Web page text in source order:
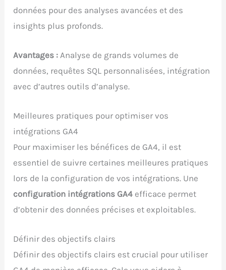
données pour des analyses avancées et des
insights plus profonds.
Avantages : Analyse de grands volumes de
données, requêtes SQL personnalisées, intégration
avec d’autres outils d’analyse.
Meilleures pratiques pour optimiser vos
intégrations GA4
Pour maximiser les bénéfices de GA4, il est
essentiel de suivre certaines meilleures pratiques
lors de la configuration de vos intégrations. Une
configuration intégrations GA4 efficace permet
d’obtenir des données précises et exploitables.
Définir des objectifs clairs
Définir des objectifs clairs est crucial pour utiliser